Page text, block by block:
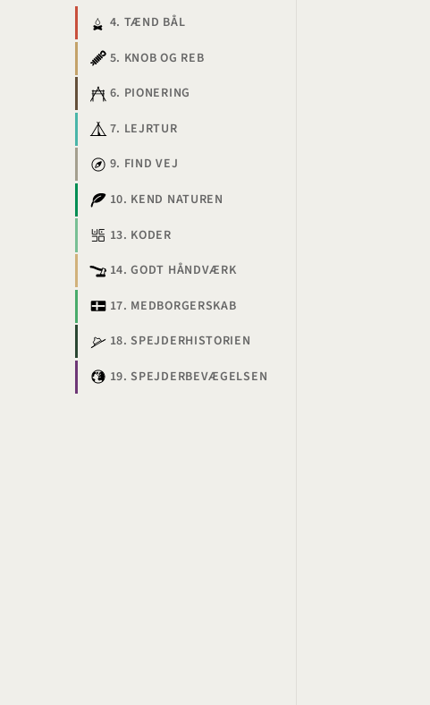
4. TÆND BÅL
5. KNOB OG REB
6. PIONERING
7. LEJRTUR
9. FIND VEJ
10. KEND NATUREN
13. KODER
14. GODT HÅNDVÆRK
17. MEDBORGERSKAB
18. SPEJDERHISTORIEN
19. SPEJDERBEVÆGELSEN